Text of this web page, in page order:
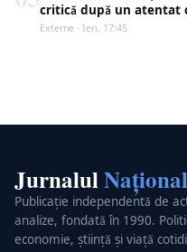
critică după un atentat
Externe · Ieri, 17:45
JurnalulNațional
Publicație independentă de
analize, fondată în 1990.
economie, știință și viață